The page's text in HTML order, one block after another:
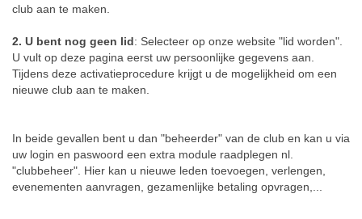
Clubvoordelen
Downloads
Contact
club aan te maken.
2. U bent nog geen lid: Selecteer op onze website "lid worden".
U vult op deze pagina eerst uw persoonlijke gegevens aan.
Tijdens deze activatieprocedure krijgt u de mogelijkheid om een
nieuwe club aan te maken.
In beide gevallen bent u dan "beheerder" van de club en kan u via
uw login en paswoord een extra module raadplegen nl.
"clubbeheer". Hier kan u nieuwe leden toevoegen, verlengen,
evenementen aanvragen, gezamenlijke betaling opvragen,...